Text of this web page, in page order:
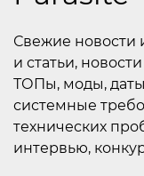
Свежие новости
и статьи,
ТОПы, моды,
системные
технических
интервью,